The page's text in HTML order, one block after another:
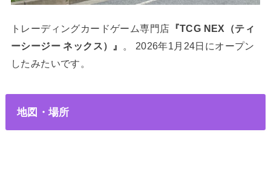
トレーディングカードゲーム専門店 『TCG NEX（ティ
ーシージー ネックス）』
。 2026年1月24日にオープン
したみたいです。
地図・場所